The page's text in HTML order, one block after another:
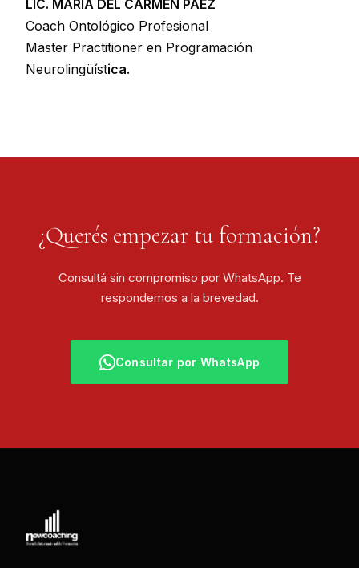
LIC. MARIA DEL CARMEN PAEZ
Coach Ontológico Profesional
Master Practitioner en Programación
Neurolingüística.
¿Querés empezar tu formación?
Consultá sin compromiso por WhatsApp. Te
respondemos a la brevedad.
Consultar por WhatsApp